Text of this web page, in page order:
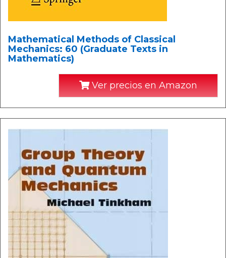
Mathematical Methods of Classical
Mechanics: 60 (Graduate Texts in
Mathematics)
Ver precios en Amazon